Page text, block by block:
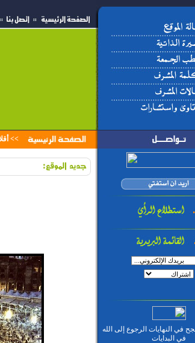
>>
في النهايات الرجوع إلى الله
في البدايات